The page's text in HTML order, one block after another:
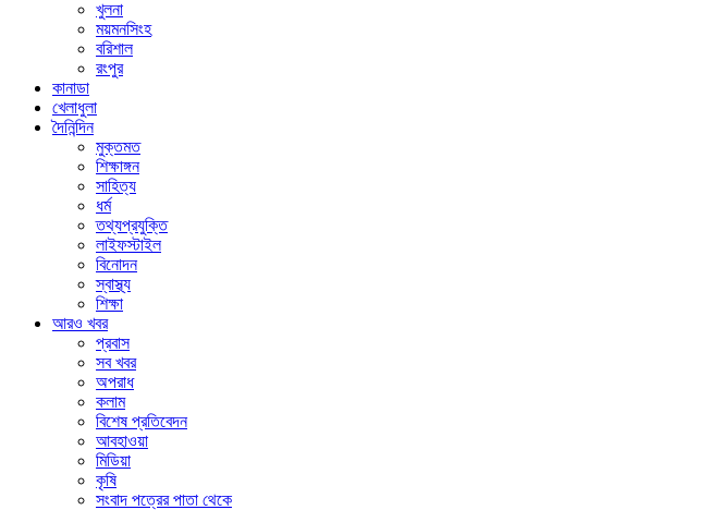
খুলনা
ময়মনসিংহ
বরিশাল
রংপুর
কানাডা
খেলাধুলা
দৈনিন্দিন
মুক্তমত
শিক্ষাঙ্গন
সাহিত্য
ধর্ম
তথ্যপ্রযুক্তি
লাইফস্টাইল
বিনোদন
স্বাস্থ্য
শিক্ষা
আরও খবর
প্রবাস
সব খবর
অপরাধ
কলাম
বিশেষ প্রতিবেদন
আবহাওয়া
মিডিয়া
কৃষি
সংবাদ পত্রের পাতা থেকে